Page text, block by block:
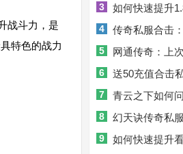
战斗力，是
特色的战力
3 如何快速提升
4
传奇私服合击
个厉害？
5
网通传奇：上
制胜秘籍。
6 送50充值合击
7
青云之下如何
境问鼎？
8
幻天诀传奇私
找到了吗？
9 如何快速提升